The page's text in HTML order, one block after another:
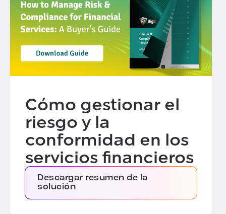
Cómo gestionar el
riesgo y la
conformidad en los
servicios financieros
Descargar resumen de la
solución